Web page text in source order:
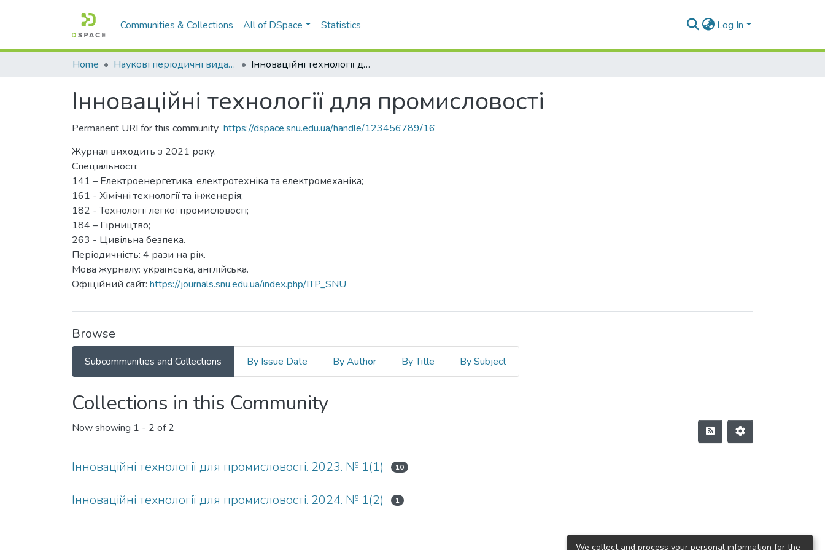
Communities & Collections All of DSpace Statistics Log In
Home Наукові періодичні видання СНУ ім. В. Даля Інноваційні технології для промисловості
Інноваційні технології для промисловості
Permanent URI for this community https://dspace.snu.edu.ua/handle/123456789/16
Журнал виходить з 2021 року.
Спеціальності:
141 – Електроенергетика, електротехніка та електромеханіка;
161 - Хімічні технології та інженерія;
182 - Технології легкої промисловості;
184 – Гірництво;
263 - Цивільна безпека.
Періодичність: 4 рази на рік.
Мова журналу: українська, англійська.
Офіційний сайт: https://journals.snu.edu.ua/index.php/ITP_SNU
Browse
Subcommunities and Collections By Issue Date By Author By Title By Subject
Collections in this Community
Now showing 1 - 2 of 2
Інноваційні технології для промисловості. 2023. № 1(1) 10
Інноваційні технології для промисловості. 2024. № 1(2) 1
We collect and process your personal information for the